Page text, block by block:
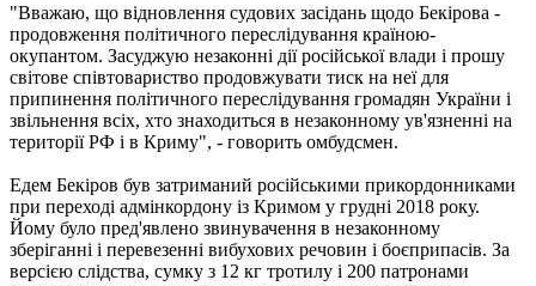
"Вважаю, що відновлення судових засідань щодо Бекірова -
продовження політичного переслідування країною-
окупантом. Засуджую незаконні дії російської влади і прошу
світове співтовариство продовжувати тиск на неї для
припинення політичного переслідування громадян України і
звільнення всіх, хто знаходиться в незаконному ув'язненні на
території РФ і в Криму", - говорить омбудсмен.
Едем Бекіров був затриманий російськими прикордонниками
при переході адмінкордону із Кримом у грудні 2018 року.
Йому було пред'явлено звинувачення в незаконному
зберіганні і перевезенні вибухових речовин і боєприпасів. За
версією слідства, сумку з 12 кг тротилу і 200 патронами